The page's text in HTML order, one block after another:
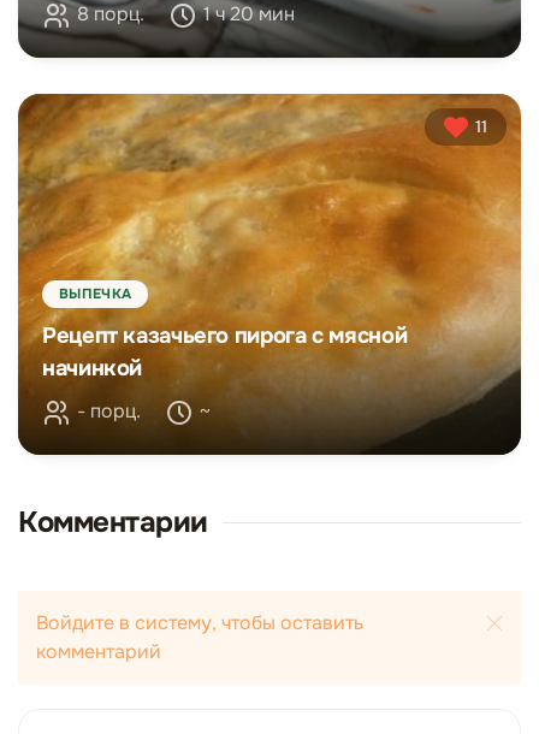
8 порц. 1 ч 20 мин
11
ВЫПЕЧКА
Рецепт казачьего пирога с мясной
начинкой
- порц. ~
Комментарии
Войдите в систему, чтобы оставить
комментарий